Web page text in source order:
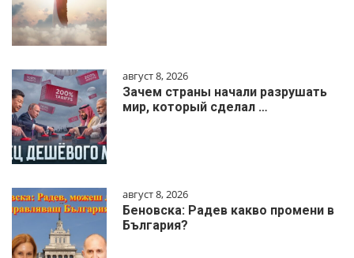
август 8, 2026
Зачем страны начали разрушать
мир, который сделал …
август 8, 2026
Беновска: Радев какво промени в
България?